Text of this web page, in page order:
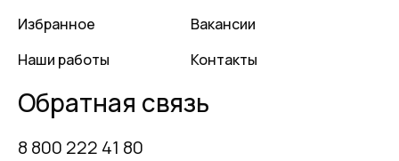
Избранное
Наши работы
Вакансии
Контакты
Обратная связь
8 800 222 41 80